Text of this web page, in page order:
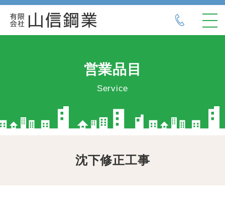
TOP
会社概要
営業品目
地盤補強工事
営業品目
Service
沈下修正工事